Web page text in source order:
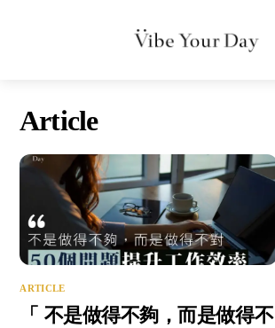
Article
ARTICLE
「 不是做得不夠，而是做得不